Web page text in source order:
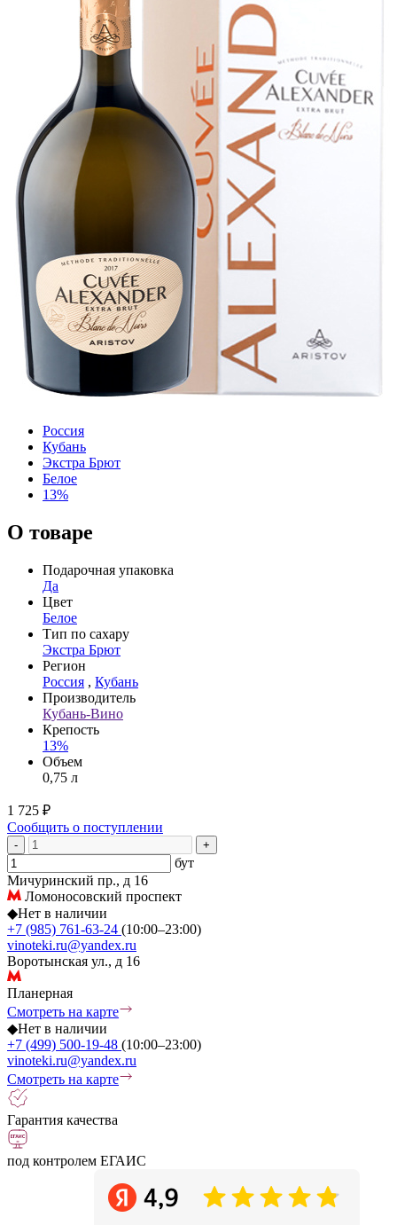
Россия
Кубань
Экстра Брют
Белое
13%
О товаре
Подарочная упаковка
Да
Цвет
Белое
Тип по сахару
Экстра Брют
Регион
Россия , Кубань
Производитель
Кубань-Вино
Крепость
13%
Объем
0,75 л
1 725 ₽
Сообщить о поступлении
- +
бут
Мичуринский пр., д 16
Ломоносовский проспект
◆Нет в наличии
+7 (985) 761-63-24 (10:00–23:00)
vinoteki.ru@yandex.ru
Воротынская ул., д 16
Планерная
Смотреть на карте
◆Нет в наличии
+7 (499) 500-19-48 (10:00–23:00)
vinoteki.ru@yandex.ru
Смотреть на карте
Гарантия качества
под контролем ЕГАИС